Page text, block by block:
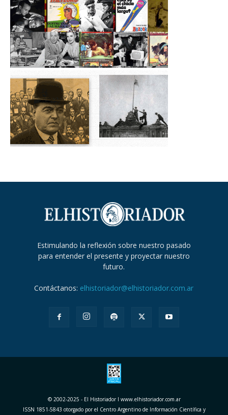
Estimulando la reflexión sobre nuestro pasado
para entender el presente y proyectar nuestro
futuro.
Contáctanos: elhistoriador@elhistoriador.com.ar
© 2002-2025 - El Historiador I www.elhistoriador.com.ar
ISSN 1851-5843 otorgado por el Centro Argentino de Información Científica y